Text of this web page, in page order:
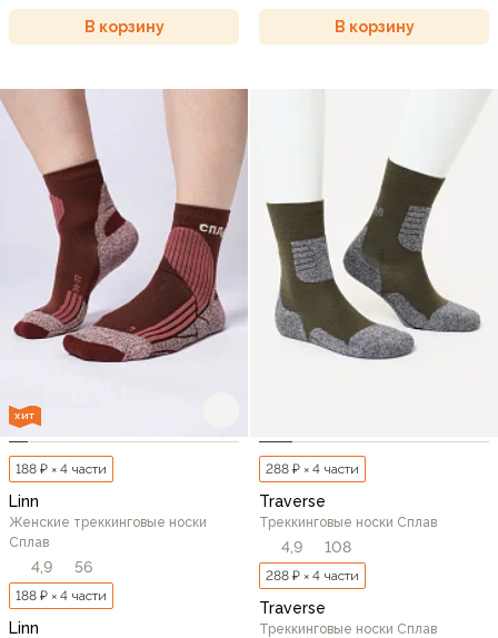
В корзину В корзину
ХИТ
188 ₽ × 4 части
Linn
Женские треккинговые носки
Сплав
4,9 56
188 ₽ × 4 части
Linn
288 ₽ × 4 части
Traverse
Треккинговые носки Сплав
4,9 108
288 ₽ × 4 части
Traverse
Треккинговые носки Сплав